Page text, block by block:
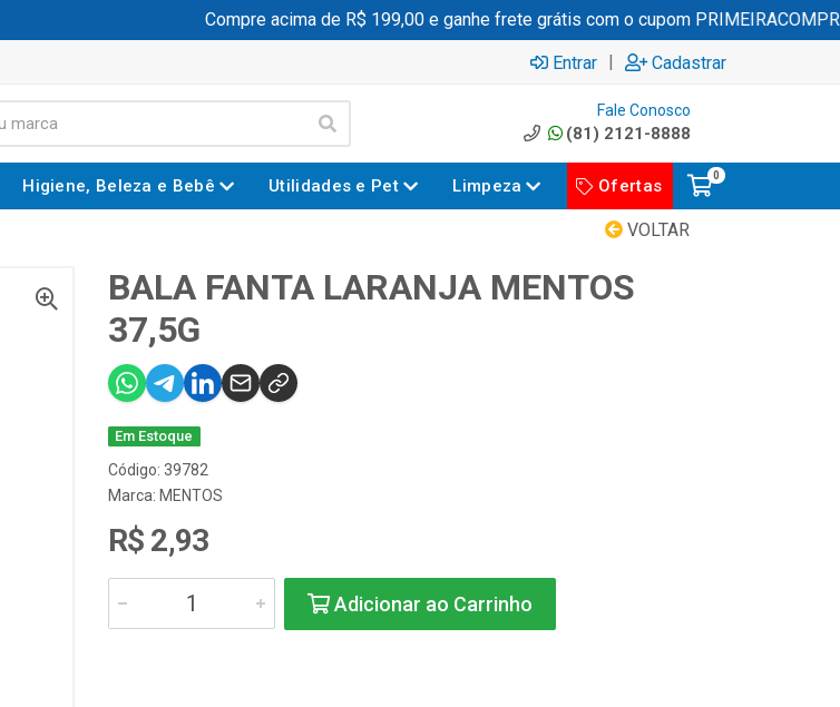
Compre acima de R$ 199,00 e ganhe frete grátis com o cupom PRIMEIRACOMPRA
Entrar | Cadastrar
Fale Conosco
(81) 2121-8888
Higiene, Beleza e Bebê Utilidades e Pet Limpeza Ofertas
0
VOLTAR
BALA FANTA LARANJA MENTOS
37,5G
Em Estoque
Código: 39782
Marca: MENTOS
R$ 2,93
Adicionar ao Carrinho